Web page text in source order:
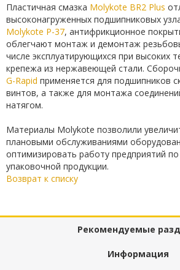
Пластичная смазка Molykote BR2 Plus
высоконагруженных подшипниковых
Molykote P-37, антифрикционное
облегчают монтаж и демонтаж
числе эксплуатирующихся при высоких
крепежа из нержавеющей стали.
G-Rapid применяется для подшипников
винтов, а также для монтажа
натягом.
Материалы Molykote позволили
плановыми обслуживаниями
оптимизировать работу предприятий по
упаковочной продукции.
Возврат к списку
Рекомендуемые
Информация